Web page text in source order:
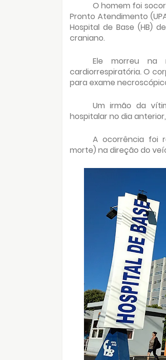
O homem foi
Pronto Atendimento
Hospital de Base (HB)
craniano.
Ele morreu na
cardiorrespiratória. O
para exame
Um irmão da
hospitalar no dia
A ocorrência foi
morte) na direção do